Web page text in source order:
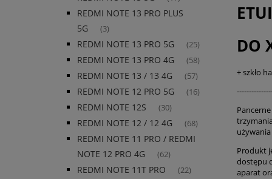
REDMI NOTE 13 PRO PLUS
5G
(3)
REDMI NOTE 13 PRO 5G (25)
REDMI NOTE 13 PRO 4G (58)
REDMI NOTE 13 / 13 4G (57)
REDMI NOTE 12 PRO 5G (16)
REDMI NOTE 12S (30)
REDMI NOTE 12 / 12 4G (68)
REDMI NOTE 11 PRO / REDMI
NOTE 12 PRO 4G
(62)
REDMI NOTE 11T PRO (22)
DO
+ szkło
Produkt
dostępu
aparat